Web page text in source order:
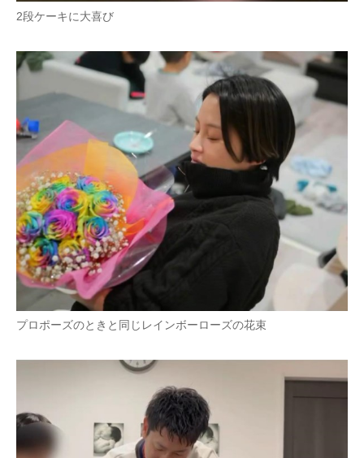
モノづくり技術者専門サイト
エレクトロニクス専門サイト
電子設計の基本と応用
エネルギーの専門メディア
建設×テクノロジーの最前線
ちょっと気になるネットの話題
2段ケーキに大喜び
プロポーズのときと同じレインボーローズの花束